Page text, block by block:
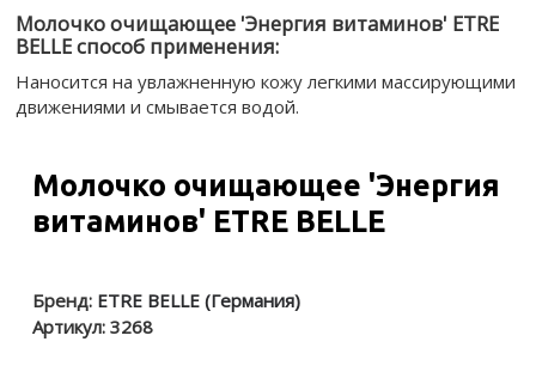
Молочко очищающее 'Энергия витаминов' ETRE
BELLE способ применения:
Наносится на увлажненную кожу легкими массирующими
движениями и смывается водой.
Молочко очищающее 'Энергия
витаминов' ETRE BELLE
Бренд: ETRE BELLE (Германия)
Артикул: 3268